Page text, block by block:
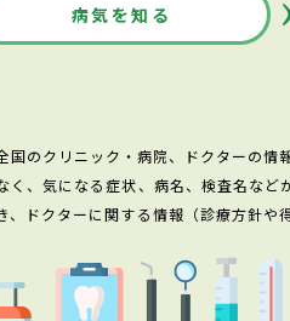
病気を知る
のクリニック・病院、ドクターの情
、気になる症状、病名、検査名など
ドクターに関する情報（診療方針や